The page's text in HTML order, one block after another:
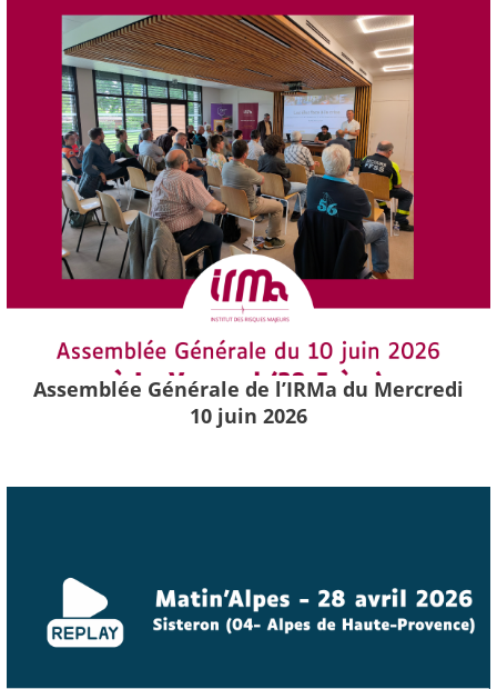
Assemblée Générale de l’IRMa du Mercredi
10 juin 2026